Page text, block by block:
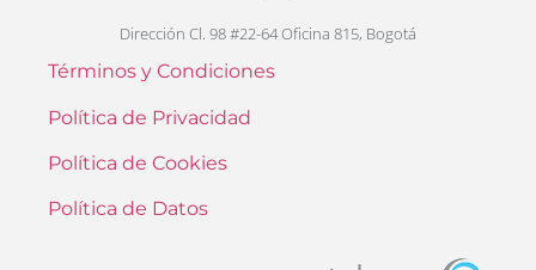
Dirección Cl. 98 #22-64 Oficina 815, Bogotá
Términos y Condiciones
Política de Privacidad
Política de Cookies
Política de Datos